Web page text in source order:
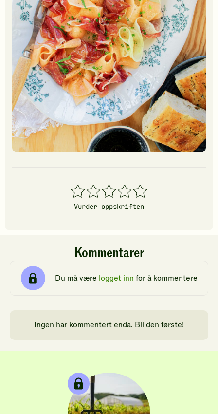
1
stjerner
2
stjerner
3
stjerner
4
stjerner
5
stjerner
Vurder oppskriften
Kommentarer
Du må være logget inn for å kommentere
Ingen har kommentert enda. Bli den første!